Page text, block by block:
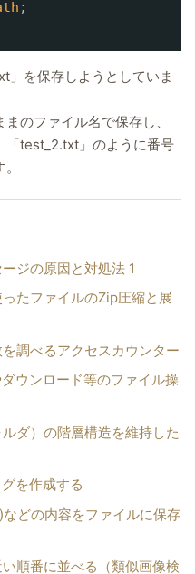
;
を保存しようとしていま
のファイル名で保存し、
「test_2.txt」のように番号
ジの原因と対処法 1
たファイルのZip圧縮と展
調べるアクセスカウンター
ウンロード等のファイル操
ダ）の階層構造を維持した
を作成する
どの内容をファイルに保存
順番に並べる（類似画像検